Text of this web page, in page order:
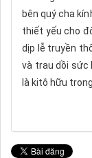
bên quý cha
thiết yếu cho
dịp lễ truyền
và trau dồi sức
là kitô hữu